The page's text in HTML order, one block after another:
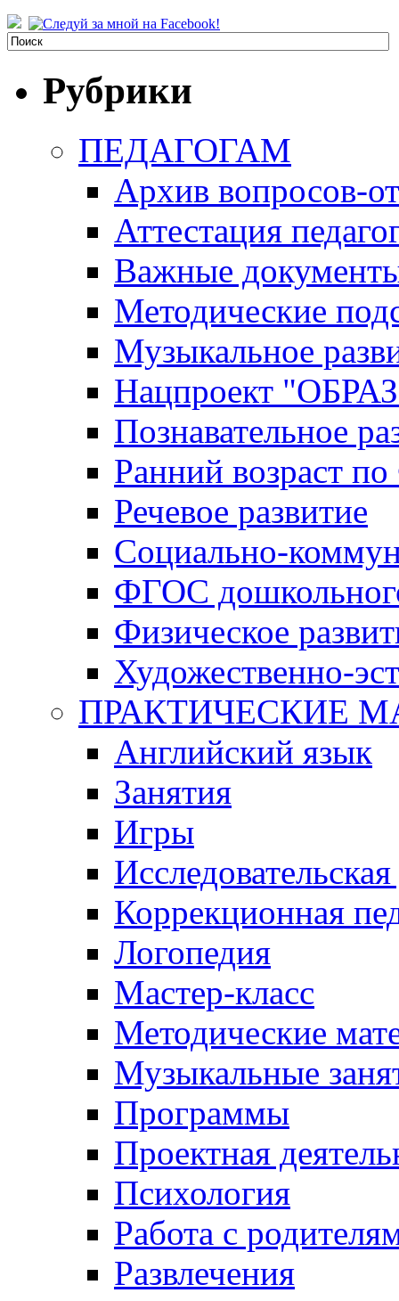
Рубрики
ПЕДАГОГАМ
Архив вопросов-
Аттестация
Важные
Методические
Музыкальное
Нацпроект
Познавательное
Ранний возраст
Речевое развитие
Социально-
ФГОС
Физическое
Художественно-
ПРАКТИЧЕСКИЕ
Английский язык
Занятия
Игры
Коррекционная
Логопедия
Мастер-класс
Методические
Музыкальные
Программы
Проектная
Психология
Работа с
Развлечения